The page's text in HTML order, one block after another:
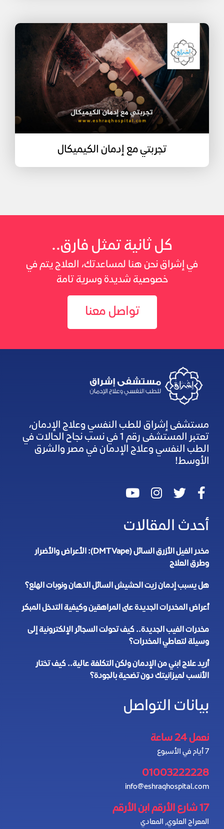
تجربتي مع إدمان الكيميكال
كل ثانية تمثل فارق..
في إشراق نحن هنا لمساعدتك، العلاج يتم في
خصوصية شديدة وسرية تامة
تواصل معنا
مستشفى إشراق للطب النفسي وعلاج الإدمان،
تعتبر المستشفى رقم 1 في نسب نجاح الحالات في
الطب النفسي وعلاج الإدمان في مصر والشرق
الأوسط!
أحدث المقالات
مخدر الفيل الأزرق السائل (DMT Vape): الأعراض والأضرار
وطرق العلاج
هل يسبب إدمان زيت الحشيش السائل الذهان ونوبات الهلع؟
أعراض المخدرات الجديدة على المراهقين وكيفية التدخل المبكر
مخدرات الفيب الجديدة.. كيف تحولت السجائر الإلكترونية إلى
وسيلة لتعاطي المخدرات؟
أريد علاج ابني من الإدمان ولكن التكلفة عالية.. كيف تختار
الأنسب لميزانيتك دون تضحية بالجودة؟
بيانات التواصل
نعمل 24 ساعة
7 أيام في الأسبوع
01003222228
info@eshraqhospital.com
17 شارع الأرقم ابن الأرقم
المعراج العلوي, المعادي